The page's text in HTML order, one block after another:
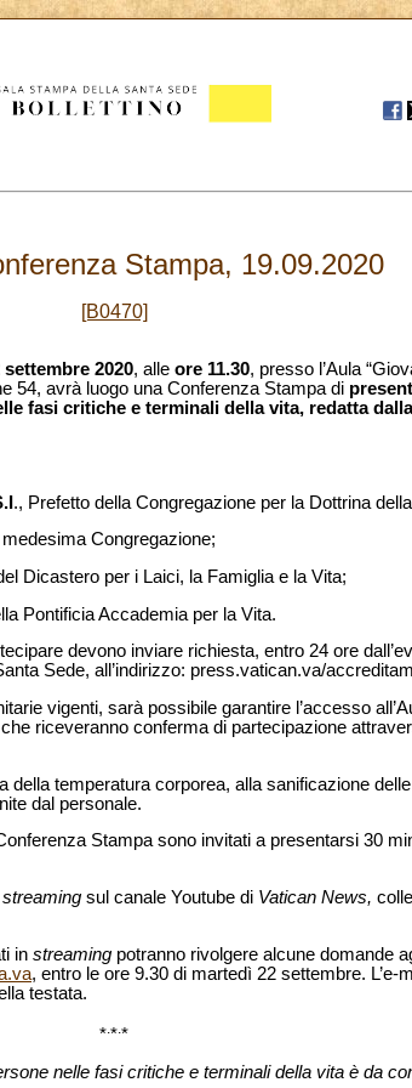
Stampa, 19.09.2020
[B0470]
settembre 2020, alle ore 11.30, presso l’Aula
54, avrà luogo una Conferenza Stampa di
fasi critiche e terminali della vita, redatta
., Prefetto della Congregazione per la Dottrina
Congregazione;
Dicastero per i Laici, la Famiglia e la Vita;
Pontificia Accademia per la Vita.
devono inviare richiesta, entro 24 ore
Sede, all’indirizzo: press.vatican.va/
vigenti, sarà possibile garantire l’accesso
riceveranno conferma di partecipazione
della temperatura corporea, alla sanificazione
dal personale.
Stampa sono invitati a presentarsi 30
streaming sul canale Youtube di Vatican News,
in streaming potranno rivolgere alcune domande
, entro le ore 9.30 di martedì 22 settembre. L’e-
testata.
*.*.*
nelle fasi critiche e terminali della vita è da